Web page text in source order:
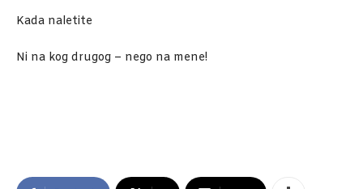
Kada naletite
Ni na kog drugog – nego na mene!